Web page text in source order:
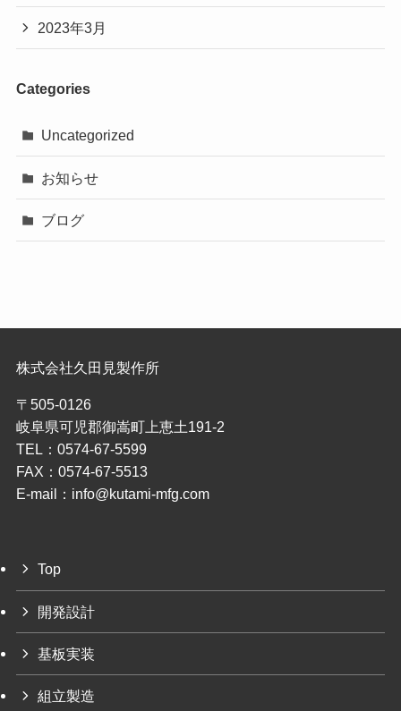
2023年3月
Categories
Uncategorized
お知らせ
ブログ
株式会社久田見製作所
〒505-0126
岐阜県可児郡御嵩町上恵土191-2
TEL：0574-67-5599
FAX：0574-67-5513
E-mail：info@kutami-mfg.com
Top
開発設計
基板実装
組立製造